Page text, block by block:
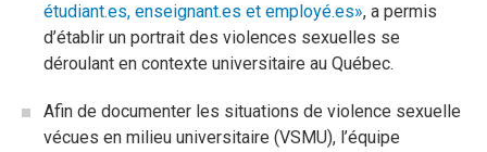
étudiant.es, enseignant.es et employé.es», a permis
d’établir un portrait des violences sexuelles se
déroulant en contexte universitaire au Québec.
Afin de documenter les situations de violence sexuelle
vécues en milieu universitaire (VSMU), l’équipe